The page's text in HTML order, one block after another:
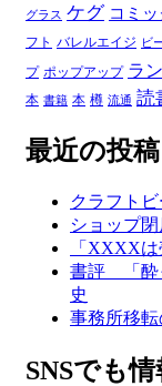
グラス ケグ コミ
フト バレルエイジ ビ
プ ポップアップ ラ
本 書籍 本 樽 流通 読
最近の投稿
クラフト
ショップ
「XXXX
書評 「酔
史
事務所移
SNSでも情